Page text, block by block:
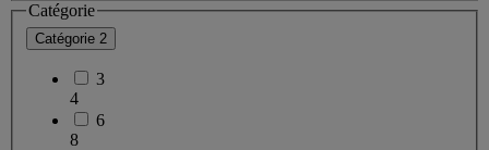
Catégorie
Catégorie 2
3
4
6
8